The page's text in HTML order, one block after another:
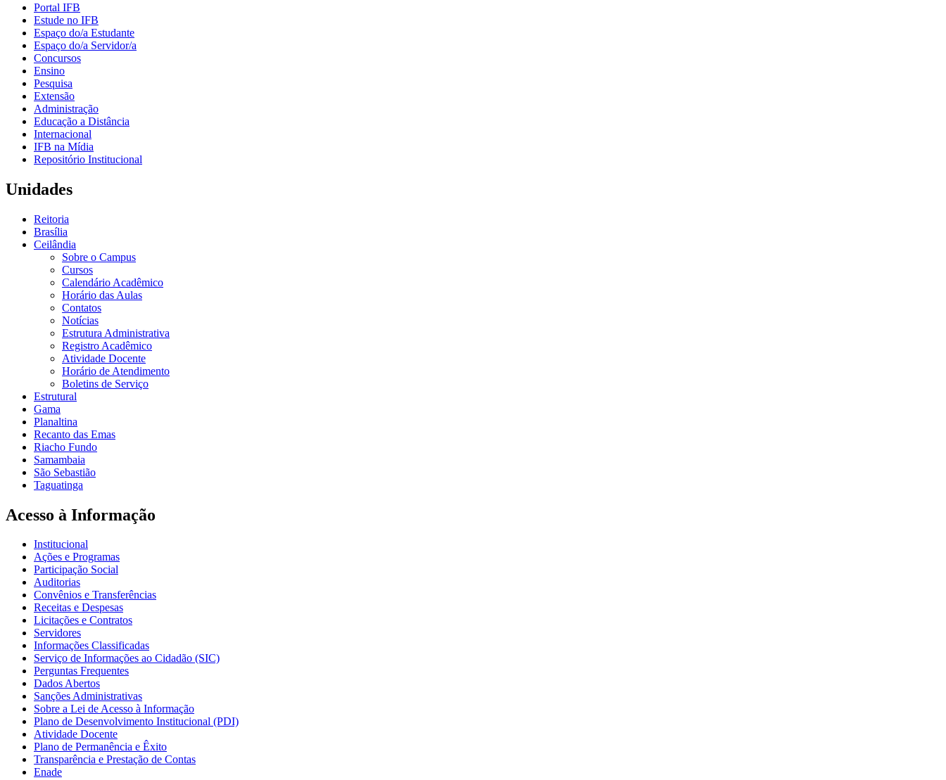
Portal IFB
Estude no IFB
Espaço do/a Estudante
Espaço do/a Servidor/a
Concursos
Ensino
Pesquisa
Extensão
Administração
Educação a Distância
Internacional
IFB na Mídia
Repositório Institucional
Unidades
Reitoria
Brasília
Ceilândia
Sobre o Campus
Cursos
Calendário Acadêmico
Horário das Aulas
Contatos
Notícias
Estrutura Administrativa
Registro Acadêmico
Atividade Docente
Horário de Atendimento
Boletins de Serviço
Estrutural
Gama
Planaltina
Recanto das Emas
Riacho Fundo
Samambaia
São Sebastião
Taguatinga
Acesso à Informação
Institucional
Ações e Programas
Participação Social
Auditorias
Convênios e Transferências
Receitas e Despesas
Licitações e Contratos
Servidores
Informações Classificadas
Serviço de Informações ao Cidadão (SIC)
Perguntas Frequentes
Dados Abertos
Sanções Administrativas
Sobre a Lei de Acesso à Informação
Plano de Desenvolvimento Institucional (PDI)
Atividade Docente
Plano de Permanência e Êxito
Transparência e Prestação de Contas
Enade